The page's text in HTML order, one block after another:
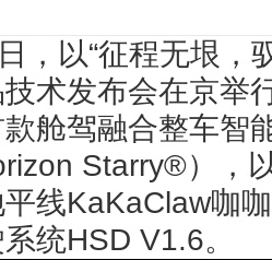
，以“征程无垠，
技术发布会在京举
舱驾融合整车智
Starry®），
平线KaKaClaw咖
统HSD V1.6。